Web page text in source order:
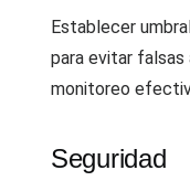
Establecer
para evitar falsas
monitoreo
Seguridad